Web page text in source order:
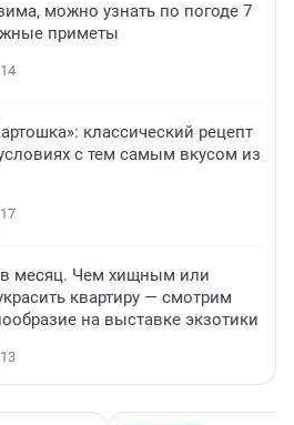
можно узнать по погоде 7
приметы
14
классический рецепт
с тем самым вкусом из
17
в месяц. Чем хищным или
квартиру — смотрим
на выставке экзотики
13